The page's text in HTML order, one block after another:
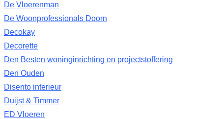
De Vloerenman
De Woonprofessionals Doorn
Decokay
Decorette
Den Besten woninginrichting en projectstoffering
Den Ouden
Disento interieur
Duijst & Timmer
ED Vloeren